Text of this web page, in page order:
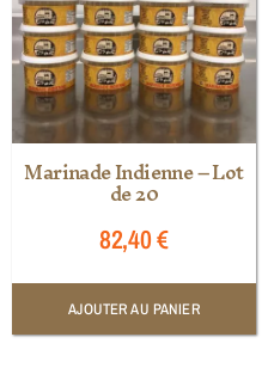
Marinade Indienne – Lot
de 20
82,40€
AJOUTER AU PANIER